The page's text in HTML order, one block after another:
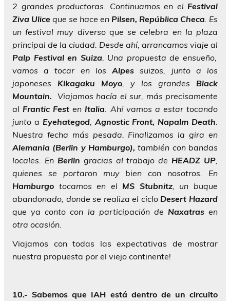
2 grandes productoras. Continuamos en el Festival
Ziva Ulice que se hace en Pilsen, República Checa . Es
un festival muy diverso que se celebra en la plaza
principal de la ciudad. Desde ahí, arrancamos viaje al
Palp Festival en Suiza . Una propuesta de ensueño,
vamos a tocar en losAlpes suizos, junto a los
japoneses Kikagaku Moyo , y los grandes Black
Mountain. Viajamos hacía el sur, más precisamente
al Frantic Festen Italia . Ahí vamos a estar tocando
junto a Eyehategod, Agnostic Front, Napalm Death
Nuestra fecha más pesada. Finalizamos la gira en
Alemania (Berlin y Hamburgo), también con bandas
locales. En Berlin gracias al trabajo de HEADZ UP
quienes se portaron muy bien con nosotros. En
Hamburgo tocamos en el MS Stubnitz, un buque
abandonado, donde se realiza el ciclo Desert Hazard
que ya conto con la participación de Naxatrasen
otra ocasión.
Viajamos con todas las expectativas de mostrar
nuestra propuesta por el viejo continente!
10.- Sabemos que IAH está dentro de un circuito